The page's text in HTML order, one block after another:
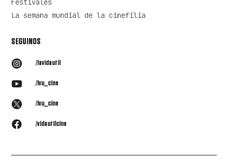
Festivales
La semana mundial de la cinefilia
SEGUINOS
 /lavidautil
 /lvu_cine
 /lvu_cine
 /vidautilcine